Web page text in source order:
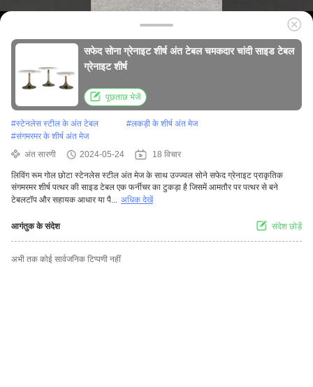
सफेद सोना ग्रेनाइट शीर्ष अंत टेबल चमकदार चांदी साइड टेबल
ग्रेनाइट शीर्ष
पूछताछ भेजें
#स्टेनलेस स्टील के अंत टेबल #लकड़ी के शीर्ष अंत मेज
#संगमरमर के शीर्ष अंत मेज
अंत सारणी
2024-05-24 18 विचार
लिविंग रूम गोल छोटा स्टेनलेस स्टील अंत मेज के साथ उज्ज्वल सोने सफेद ग्रेनाइट प्राकृतिक
संगमरमर शीर्ष पत्थर की साइड टेबल एक फर्नीचर का टुकड़ा है जिसमें आमतौर पर पत्थर से बने
टेबलटॉप और सहायक आधार या पै... अधिक देखें
आगंतुक के संदेश संदेश छोड़ें
अभी तक कोई सार्वजनिक टिप्पणी नहीं